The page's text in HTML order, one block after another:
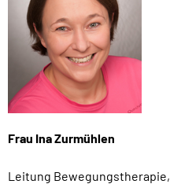
Frau Ina Zurmühlen
Leitung Bewegungstherapie,